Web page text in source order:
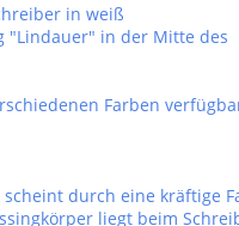
in weiß
"Lindauer" in der Mitte des
Farben
scheint durch eine kräftige
liegt beim